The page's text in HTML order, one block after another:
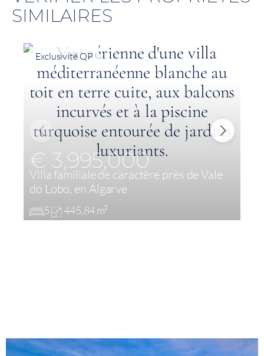
SIMILAIRES
€ 3,995,000
Villa familiale de caractère près de Vale
do Lobo, en Algarve
5 445,84 m²
Exclusivité QP